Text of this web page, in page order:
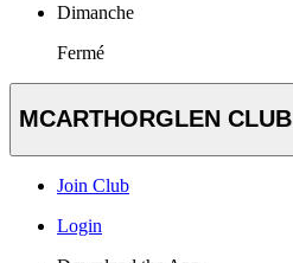
Dimanche
Fermé
MCARTHORGLEN CLUB
Join Club
Login